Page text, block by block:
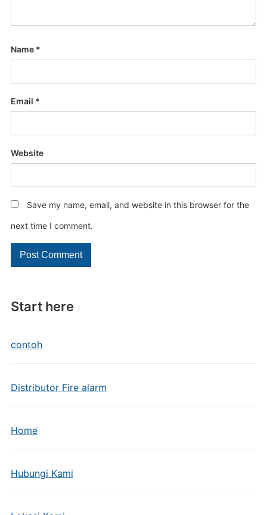
Start here
contoh
Distributor Fire alarm
Home
Hubungi Kami
Name *
Email *
Website
Save my name, email, and website in this browser for the
next time I comment.